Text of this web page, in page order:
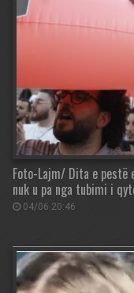
Foto-Lajm/ Dita e
nuk u pa nga tubimi i
04/06 20:46